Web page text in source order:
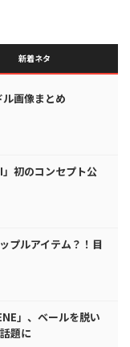
新着ネタ
画像まとめ
初のコンセプト公
プルアイテム？！目
」、ベールを脱い
題に